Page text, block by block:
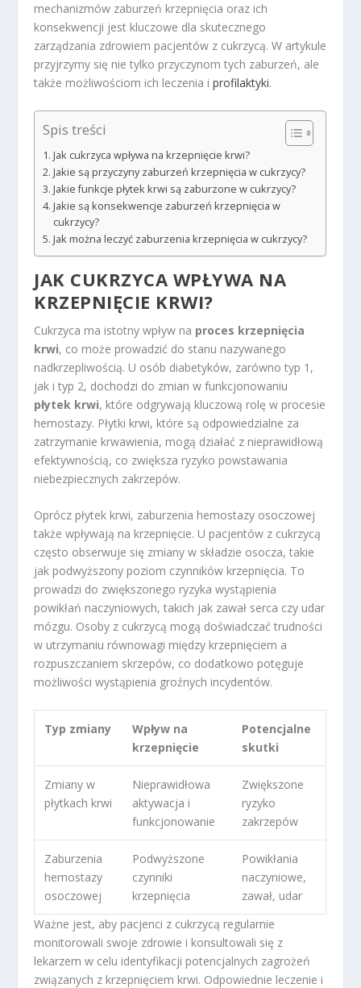
mechanizmów zaburzeń krzepnięcia oraz ich
konsekwencji jest kluczowe dla skutecznego
zarządzania zdrowiem pacjentów z cukrzycą. W artykule
przyjrzymy się nie tylko przyczynom tych zaburzeń, ale
także możliwościom ich leczenia iprofilaktyki.
Spis treści
Jak cukrzyca wpływa na krzepnięcie krwi?
Jakie są przyczyny zaburzeń krzepnięcia w cukrzycy?
Jakie funkcje płytek krwi są zaburzone w cukrzycy?
Jakie są konsekwencje zaburzeń krzepnięcia w
cukrzycy?
Jak można leczyć zaburzenia krzepnięcia w cukrzycy?
JAK CUKRZYCA WPŁYWA NA
KRZEPNIĘCIE KRWI?
Cukrzyca ma istotny wpływ na proces krzepnięcia
krwi, co może prowadzić do stanu nazywanego
nadkrzepliwością. U osób diabetyków, zarówno typ 1,
jak i typ 2, dochodzi do zmian w funkcjonowaniu
płytek krwi, które odgrywają kluczową rolę w procesie
hemostazy. Płytki krwi, które są odpowiedzialne za
zatrzymanie krwawienia, mogą działać z nieprawidłową
efektywnością, co zwiększa ryzyko powstawania
niebezpiecznych zakrzepów.
Oprócz płytek krwi, zaburzenia hemostazy osoczowej
także wpływają na krzepnięcie. U pacjentów z cukrzycą
często obserwuje się zmiany w składzie osocza, takie
jak podwyższony poziom czynników krzepnięcia. To
prowadzi do zwiększonego ryzyka wystąpienia
powikłań naczyniowych, takich jak zawał serca czy udar
mózgu. Osoby z cukrzycą mogą doświadczać trudności
w utrzymaniu równowagi między krzepnięciem a
rozpuszczaniem skrzepów, co dodatkowo potęguje
możliwości wystąpienia groźnych incydentów.
Typ zmiany
Wpływ na
krzepnięcie
Potencjalne
skutki
Zmiany w
płytkach krwi
Nieprawidłowa
aktywacja i
funkcjonowanie
Zwiększone
ryzyko
zakrzepów
Zaburzenia
hemostazy
osoczowej
Podwyższone
czynniki
krzepnięcia
Powikłania
naczyniowe,
zawał, udar
Ważne jest, aby pacjenci z cukrzycą regularnie
monitorowali swoje zdrowie i konsultowali się z
lekarzem w celu identyfikacji potencjalnych zagrożeń
związanych z krzepnięciem krwi. Odpowiednie leczenie i